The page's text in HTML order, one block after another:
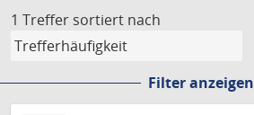
1 Treffer sortiert nach
Filter anzeigen